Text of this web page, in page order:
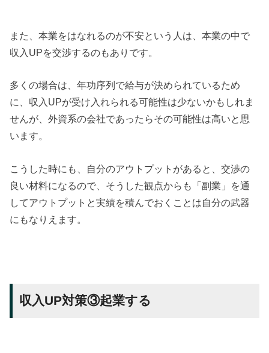
また、本業をはなれるのが不安という人は、本業の中で
収入UPを交渉するのもありです。
多くの場合は、年功序列で給与が決められているため
に、収入UPが受け入れられる可能性は少ないかもしれま
せんが、外資系の会社であったらその可能性は高いと思
います。
こうした時にも、自分のアウトプットがあると、交渉の
良い材料になるので、そうした観点からも「副業」を通
してアウトプットと実績を積んでおくことは自分の武器
にもなりえます。
収入UP対策③起業する